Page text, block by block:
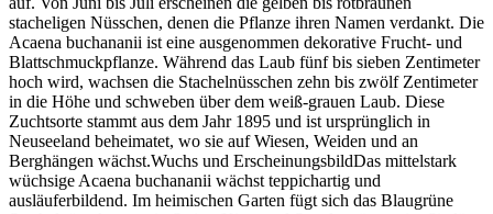
stacheligen Nüsschen, denen die Pflanze ihren Namen verdankt. Die
Acaena buchananii ist eine ausgenommen dekorative Frucht- und
Blattschmuckpflanze. Während das Laub fünf bis sieben Zentimeter
hoch wird, wachsen die Stachelnüsschen zehn bis zwölf Zentimeter
in die Höhe und schweben über dem weiß-grauen Laub. Diese
Zuchtsorte stammt aus dem Jahr 1895 und ist ursprünglich in
Neuseeland beheimatet, wo sie auf Wiesen, Weiden und an
Berghängen wächst.Wuchs und ErscheinungsbildDas mittelstark
wüchsige Acaena buchananii wächst teppichartig und
ausläuferbildend. Im heimischen Garten fügt sich das Blaugrüne